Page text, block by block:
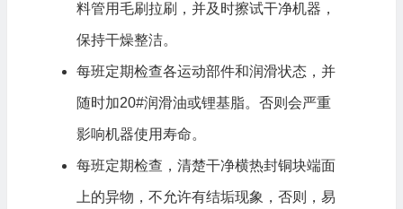
料管用毛刷拉刷，并及时擦试干净机器，
保持干燥整洁。
每班定期检查各运动部件和润滑状态，并
随时加20#润滑油或锂基脂。否则会严重
影响机器使用寿命。
每班定期检查，清楚干净横热封铜块端面
上的异物，不允许有结垢现象，否则，易